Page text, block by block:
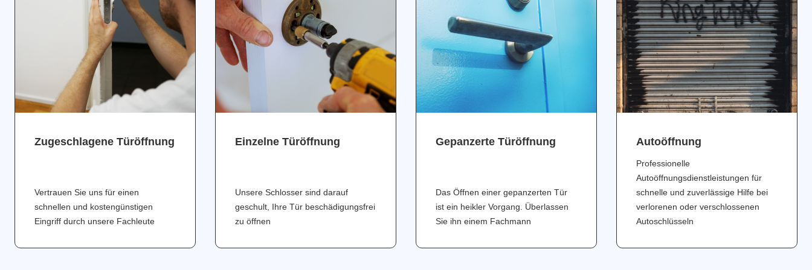
Zugeschlagene Türöffnung
Vertrauen Sie uns für einen
schnellen und kostengünstigen
Eingriff durch unsere Fachleute
Einzelne Türöffnung
Unsere Schlosser sind darauf
geschult, Ihre Tür beschädigungsfrei
zu öffnen
Gepanzerte Türöffnung
Das Öffnen einer gepanzerten Tür
ist ein heikler Vorgang. Überlassen
Sie ihn einem Fachmann
Аutoöffnung
Professionelle
Autoöffnungsdienstleistungen für
schnelle und zuverlässige Hilfe bei
verlorenen oder verschlossenen
Autoschlüsseln